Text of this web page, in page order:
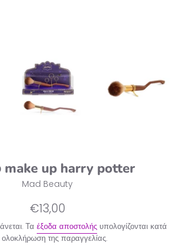
make up harry potter
Mad Beauty
Κανονική
€13,00
Τα έξοδα αποστολής υπολογίζονται κατά
ολοκλήρωση της παραγγελίας.